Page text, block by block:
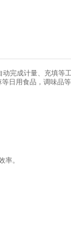
完成计量、充填等工
日用食品，调味品等
率。